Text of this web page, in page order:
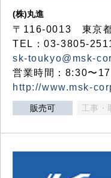
(株)丸進
〒116-0013 東京
TEL：03-3805-
sk-toukyo@msk-
営業時間：8:30〜
http://www.msk-
販売可 工事・